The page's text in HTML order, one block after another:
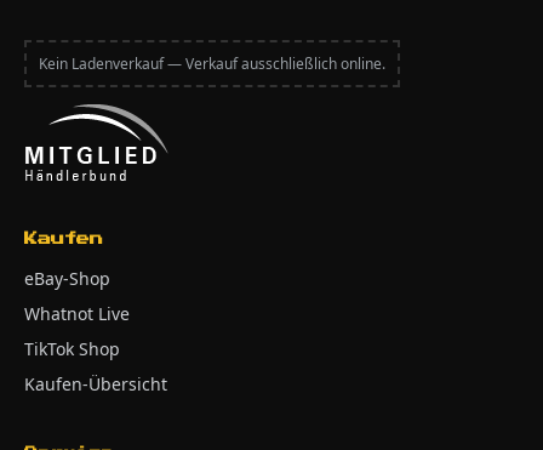
Kein Ladenverkauf — Verkauf ausschließlich online.
Kaufen
eBay-Shop
Whatnot Live
TikTok Shop
Kaufen-Übersicht